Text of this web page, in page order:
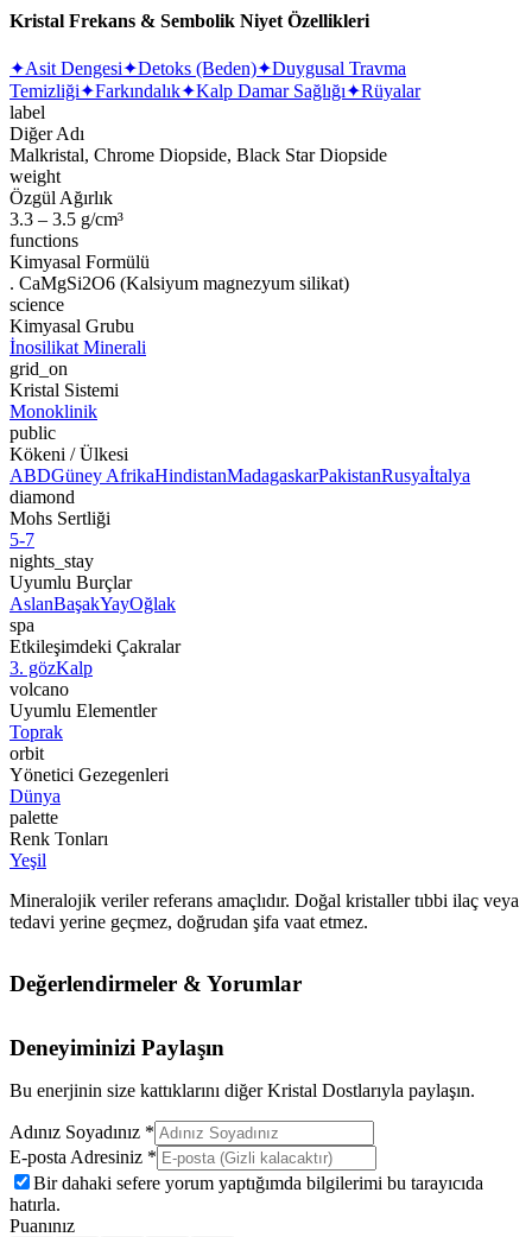
Kristal Frekans & Sembolik Niyet Özellikleri
✦Asit Dengesi✦Detoks (Beden)✦Duygusal Travma
Temizliği✦Farkındalık✦Kalp Damar Sağlığı✦Rüyalar
label
Diğer Adı
Malkristal, Chrome Diopside, Black Star Diopside
weight
Özgül Ağırlık
3.3 – 3.5 g/cm³
functions
Kimyasal Formülü
. CaMgSi2O6 (Kalsiyum magnezyum silikat)
science
Kimyasal Grubu
İnosilikat Minerali
grid_on
Kristal Sistemi
Monoklinik
public
Kökeni / Ülkesi
ABDGüney AfrikaHindistanMadagaskarPakistanRusyaİtalya
diamond
Mohs Sertliği
5-7
nights_stay
Uyumlu Burçlar
AslanBaşakYayOğlak
spa
Etkileşimdeki Çakralar
3. gözKalp
volcano
Uyumlu Elementler
Toprak
orbit
Yönetici Gezegenleri
Dünya
palette
Renk Tonları
Yeşil
Mineralojik veriler referans amaçlıdır. Doğal kristaller tıbbi ilaç veya
tedavi yerine geçmez, doğrudan şifa vaat etmez.
Değerlendirmeler & Yorumlar
Deneyiminizi Paylaşın
Bu enerjinin size kattıklarını diğer Kristal Dostlarıyla paylaşın.
Adınız Soyadınız *
E-posta Adresiniz *
Bir dahaki sefere yorum yaptığımda bilgilerimi bu tarayıcıda
hatırla.
Puanınız